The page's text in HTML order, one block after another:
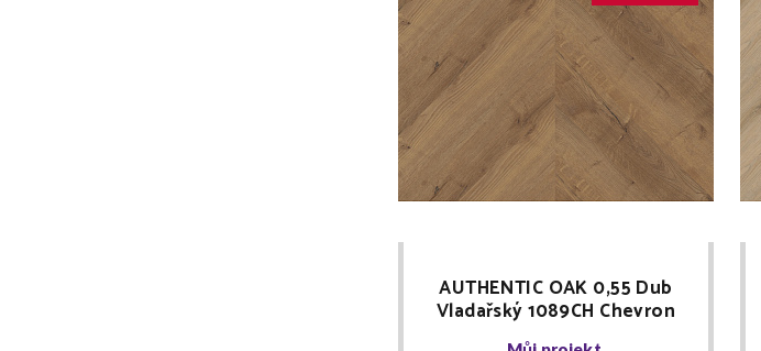
AUTHENTIC OAK 0,55 Dub
Vladařský 1089CH Chevron
CLICK RIGID vinyl Floor Forever